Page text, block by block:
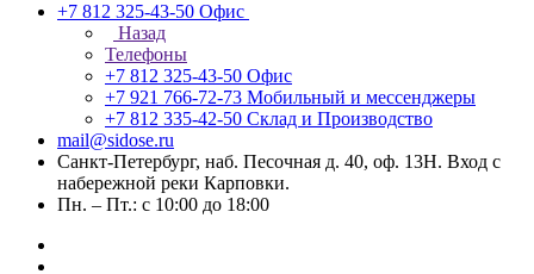
+7 812 325-43-50 Офис
Назад
Телефоны
+7 812 325-43-50 Офис
+7 921 766-72-73 Мобильный и мессенджеры
+7 812 335-42-50 Склад и Производство
mail@sidose.ru
Санкт-Петербург, наб. Песочная д. 40, оф. 13Н. Вход с
набережной реки Карповки.
Пн. – Пт.: с 10:00 до 18:00